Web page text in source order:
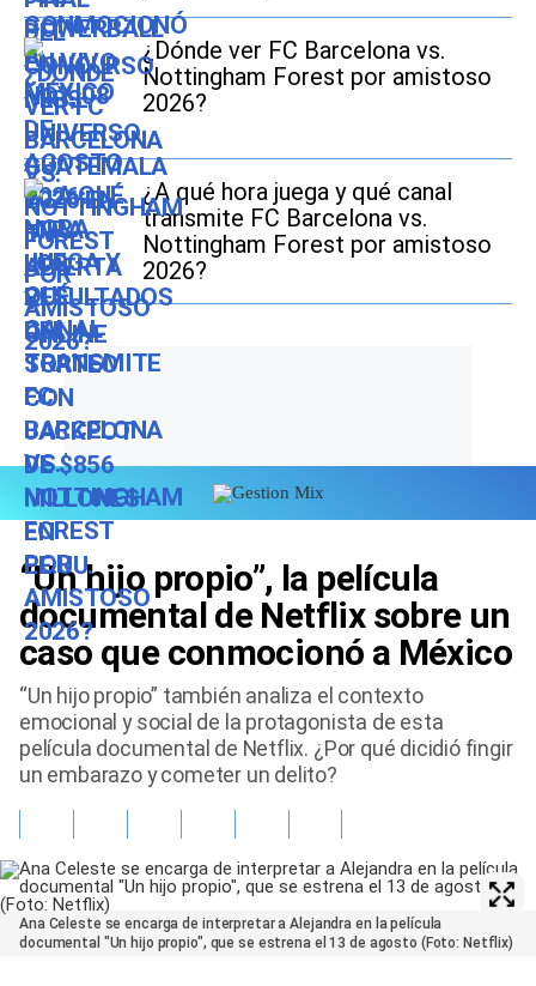
¿Dónde ver FC Barcelona vs.
Nottingham Forest por amistoso
2026?
¿A qué hora juega y qué canal
transmite FC Barcelona vs.
Nottingham Forest por amistoso
2026?